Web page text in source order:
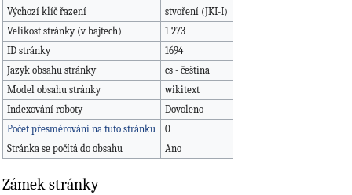
Výchozí klíč řazení
stvoření (JKI-I)
Velikost stránky (v bajtech)
1 273
ID stránky
1694
Jazyk obsahu stránky
cs - čeština
Model obsahu stránky
wikitext
Indexování roboty
Dovoleno
Počet přesměrování na tuto stránku
0
Stránka se počítá do obsahu
Ano
Zámek stránky